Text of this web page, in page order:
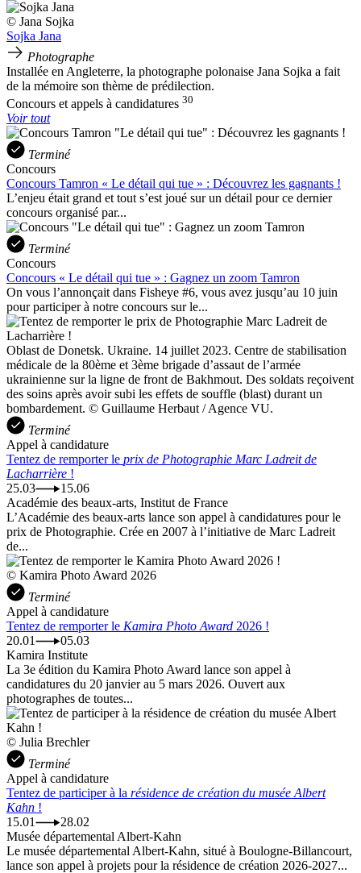
© Jana Sojka
Sojka Jana
Photographe
Installée en Angleterre, la photographe polonaise Jana Sojka a fait
de la mémoire son thème de prédilection.
Concours et appels à candidatures 30
Voir tout
Terminé
Concours
Concours Tamron « Le détail qui tue » : Découvrez les gagnants !
L’enjeu était grand et tout s’est joué sur un détail pour ce dernier
concours organisé par...
Terminé
Concours
Concours « Le détail qui tue » : Gagnez un zoom Tamron
On vous l’annonçait dans Fisheye #6, vous avez jusqu’au 10 juin
pour participer à notre concours sur le...
Oblast de Donetsk. Ukraine. 14 juillet 2023. Centre de stabilisation
médicale de la 80ème et 3ème brigade d’assaut de l’armée
ukrainienne sur la ligne de front de Bakhmout. Des soldats reçoivent
des soins après avoir subi les effets de souffle (blast) durant un
bombardement. © Guillaume Herbaut / Agence VU.
Terminé
Appel à candidature
Tentez de remporter le prix de Photographie Marc Ladreit de
Lacharrière !
25.03
15.06
Académie des beaux-arts, Institut de France
L’Académie des beaux-arts lance son appel à candidatures pour le
prix de Photographie. Crée en 2007 à l’initiative de Marc Ladreit
de...
© Kamira Photo Award 2026
Terminé
Appel à candidature
Tentez de remporter le Kamira Photo Award 2026 !
20.01
05.03
Kamira Institute
La 3e édition du Kamira Photo Award lance son appel à
candidatures du 20 janvier au 5 mars 2026. Ouvert aux
photographes de toutes...
© Julia Brechler
Terminé
Appel à candidature
Tentez de participer à la résidence de création du musée Albert
Kahn !
15.01
28.02
Musée départemental Albert-Kahn
Le musée départemental Albert-Kahn, situé à Boulogne-Billancourt,
lance son appel à projets pour la résidence de création 2026-2027...